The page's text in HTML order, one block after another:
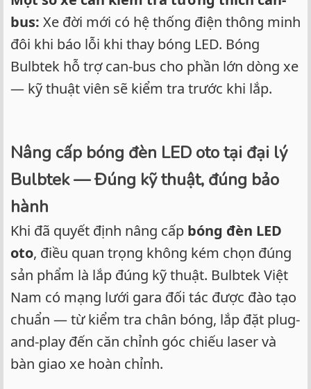
bus: Xe đời mới có hệ thống điện thông minh
đôi khi báo lỗi khi thay bóng LED. Bóng
Bulbtek hỗ trợ can-bus cho phần lớn dòng xe
— kỹ thuật viên sẽ kiểm tra trước khi lắp.
Nâng cấp bóng đèn LED oto tại đại lý
Bulbtek — Đúng kỹ thuật, đúng bảo
hành
Khi đã quyết định nâng cấp bóng đèn LED
oto, điều quan trọng không kém chọn đúng
sản phẩm là lắp đúng kỹ thuật. Bulbtek Việt
Nam có mạng lưới gara đối tác được đào tạo
chuẩn — từ kiểm tra chân bóng, lắp đặt plug-
and-play đến căn chỉnh góc chiếu laser và
bàn giao xe hoàn chỉnh.